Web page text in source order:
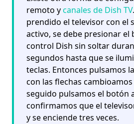
remoto ycanales de Dish TV
prendido el televisor con el
activo, se debe presionar el
control Dish sin soltar
segundos hasta que se
teclas. Entonces pulsamos
con las flechas
seguido pulsamos el botón
confirmamos que el
y se enciende tres veces.